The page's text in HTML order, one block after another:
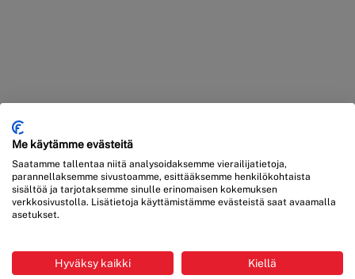
Me käytämme evästeitä
Saatamme tallentaa niitä analysoidaksemme vierailijatietoja,
parannellaksemme sivustoamme, esittääksemme henkilökohtaista
sisältöä ja tarjotaksemme sinulle erinomaisen kokemuksen
verkkosivustolla. Lisätietoja käyttämistämme evästeistä saat avaamalla
asetukset.
Hyväksy kaikki Kiellä